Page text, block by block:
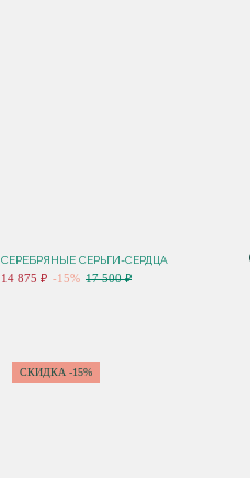
СЕРЕБРЯНЫЕ СЕРЬГИ-СЕРДЦА
14 875 ₽ -15% 17 500 ₽
СКИДКА -15%